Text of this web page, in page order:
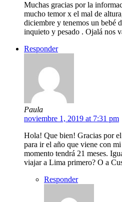
Muchas gracias por la
mucho temor x el mal de
diciembre y tenemos un bebé
inquieto y pesado . Ojalá nos
Responder
Paula
noviembre 1, 2019 at 7:31 pm
Hola! Que bien! Gracias por
para ir el año que viene con
momento tendrá 21 meses.
viajar a Lima primero? O a
Responder